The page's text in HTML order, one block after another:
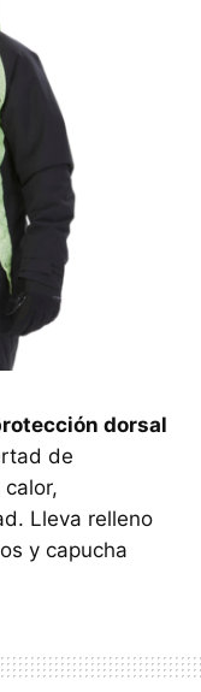
dorsal
de
Lleva relleno
y capucha